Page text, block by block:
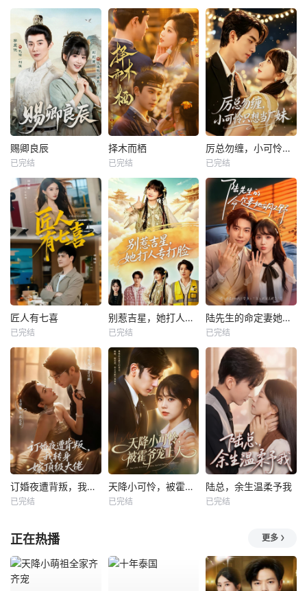
赐卿良辰
已完结
择木而栖
已完结
厉总勿缠，小可怜只想当厂妹
已完结
匠人有七喜
已完结
别惹吉星，她打人专打脸
已完结
陆先生的命定妻她飒又野
已完结
订婚夜遭背叛，我转身嫁顶级大佬
已完结
天降小可怜，被霍爷宠上天
已完结
陆总，余生温柔予我
已完结
正在热播 更多